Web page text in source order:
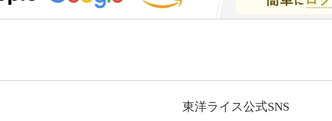
東洋ライス公式SNS